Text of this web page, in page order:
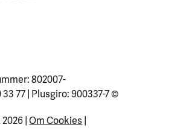
802007-
77 | Plusgiro: 900337-7©
|Om Cookies |